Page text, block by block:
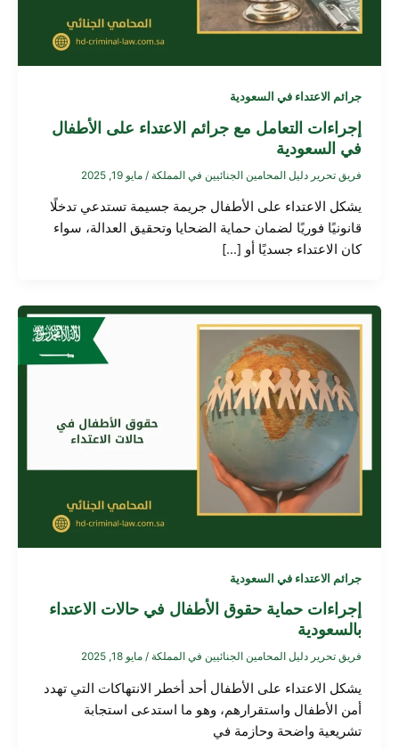
جرائم الاعتداء في السعودية
إجراءات التعامل مع جرائم الاعتداء على الأطفال
في السعودية
فريق تحرير دليل المحامين الجنائيين في المملكة / مايو 19, 2025
يشكل الاعتداء على الأطفال جريمة جسيمة تستدعي تدخلًا
قانونيًا فوريًا لضمان حماية الضحايا وتحقيق العدالة، سواء
كان الاعتداء جسديًا أو […]
جرائم الاعتداء في السعودية
إجراءات حماية حقوق الأطفال في حالات الاعتداء
بالسعودية
فريق تحرير دليل المحامين الجنائيين في المملكة / مايو 18, 2025
يشكل الاعتداء على الأطفال أحد أخطر الانتهاكات التي تهدد
أمن الأطفال واستقرارهم، وهو ما استدعى استجابة
تشريعية واضحة وحازمة في